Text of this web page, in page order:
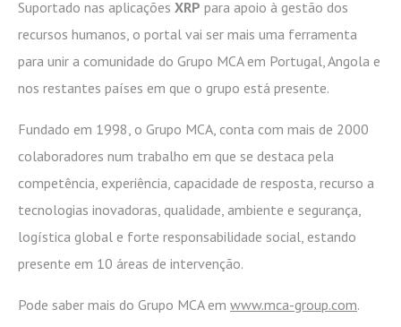
Suportado nas aplicações XRP para apoio à gestão dos
recursos humanos, o portal vai ser mais uma ferramenta
para unir a comunidade do Grupo MCA em Portugal, Angola e
nos restantes países em que o grupo está presente.
Fundado em 1998, o Grupo MCA, conta com mais de 2000
colaboradores num trabalho em que se destaca pela
competência, experiência, capacidade de resposta, recurso a
tecnologias inovadoras, qualidade, ambiente e segurança,
logística global e forte responsabilidade social, estando
presente em 10 áreas de intervenção.
Pode saber mais do Grupo MCA em www.mca-group.com.